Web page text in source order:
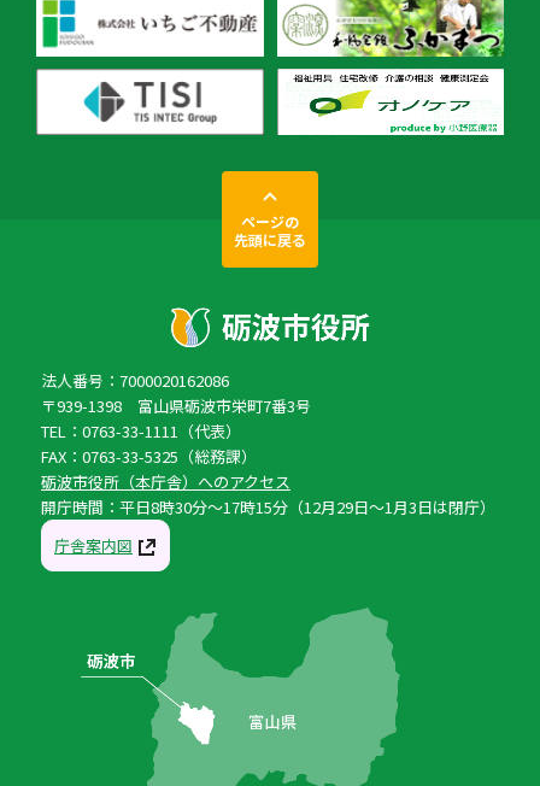
ページの
先頭に戻る
法人番号：7000020162086
〒939-1398 富山県砺波市栄町7番3号
TEL：0763-33-1111（代表）
FAX：0763-33-5325（総務課）
砺波市役所（本庁舎）へのアクセス
開庁時間：平日8時30分〜17時15分（12月29日〜1月3日は閉庁）
庁舎案内図